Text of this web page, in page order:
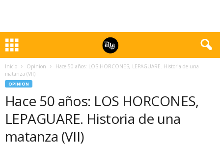
Inicio Opinion
Hace 50 años: LOS HORCONES, LEPAGUARE. Historia de una
matanza (VII)
OPINION
Hace 50 años: LOS HORCONES,
LEPAGUARE. Historia de una
matanza (VII)